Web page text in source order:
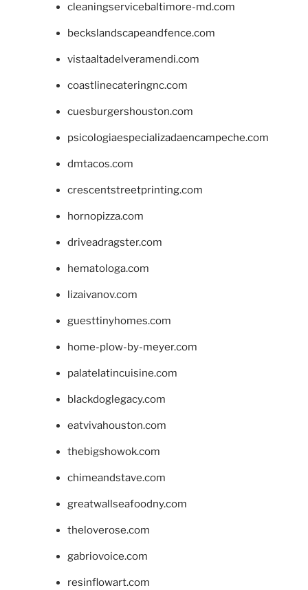
cleaningservicebaltimore-md.com
beckslandscapeandfence.com
vistaaltadelveramendi.com
coastlinecateringnc.com
cuesburgershouston.com
psicologiaespecializadaencampeche.com
dmtacos.com
crescentstreetprinting.com
hornopizza.com
driveadragster.com
hematologa.com
lizaivanov.com
guesttinyhomes.com
home-plow-by-meyer.com
palatelatincuisine.com
blackdoglegacy.com
eatvivahouston.com
thebigshowok.com
chimeandstave.com
greatwallseafoodny.com
theloverose.com
gabriovoice.com
resinflowart.com